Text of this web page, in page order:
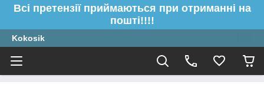
Всі претензії приймаються при отриманні на
пошті!!!!
Kokosik